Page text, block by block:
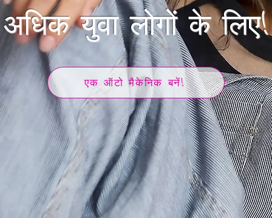
​अधिक युवा लोगों के लिए!
एक ऑटो मैकेनिक बनें!